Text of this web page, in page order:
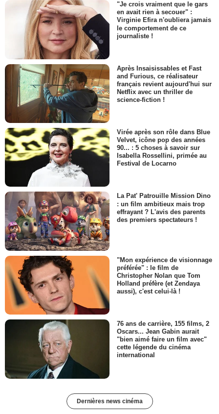
"Je crois vraiment que le gars
en avait rien à secouer" :
Virginie Efira n'oubliera jamais
le comportement de ce
journaliste !
Après Insaisissables et Fast
and Furious, ce réalisateur
français revient aujourd'hui sur
Netflix avec un thriller de
science-fiction !
Virée après son rôle dans Blue
Velvet, icône pop des années
90... : 5 choses à savoir sur
Isabella Rossellini, primée au
Festival de Locarno
La Pat' Patrouille Mission Dino
: un film ambitieux mais trop
effrayant ? L'avis des parents
des premiers spectateurs !
"Mon expérience de visionnage
préférée" : le film de
Christopher Nolan que Tom
Holland préfère (et Zendaya
aussi), c'est celui-là !
76 ans de carrière, 155 films, 2
Oscars... Jean Gabin aurait
"bien aimé faire un film avec"
cette légende du cinéma
international
Dernières news cinéma